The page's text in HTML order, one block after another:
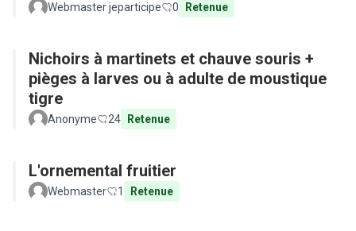
Webmaster jeparticipe 0 Retenue
Nichoirs à martinets et chauve souris +
pièges à larves ou à adulte de moustique
tigre
Anonyme 24 Retenue
L'ornemental fruitier
Webmaster 1 Retenue